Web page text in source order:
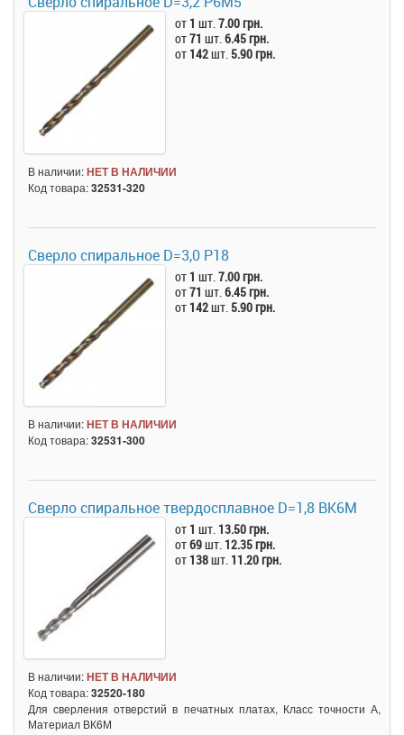
от 1 шт.7.00 грн.
от71 шт.6.45 грн.
от 142шт. 5.90 грн.
В наличии:НЕТ В НАЛИЧИИ
Код товара:32531-320
Сверло спиральное D=3,0 Р18
от 1 шт.7.00 грн.
от71 шт.6.45 грн.
от 142шт. 5.90 грн.
В наличии:НЕТ В НАЛИЧИИ
Код товара:32531-300
Сверло спиральное твердосплавное D=1,8 BK6M
от 1 шт. 13.50 грн.
от69шт. 12.35 грн.
от 138шт. 11.20 грн.
В наличии:НЕТ В НАЛИЧИИ
Код товара:32520-180
Для сверления отверстий в печатных платах, Класс точности А,
Материал ВК6М